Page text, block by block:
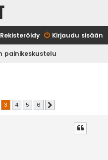
Kirjaudu sisään
Rekisteröidy
painikeskustelu
3 4 5 6